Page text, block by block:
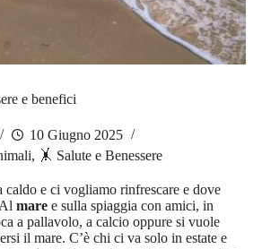
e benefici
10 Giugno 2025
, 🤸 Salute e Benessere
caldo e ci vogliamo rinfrescare e dove
mare e sulla spiaggia con amici, in
a pallavolo, a calcio oppure si vuole
il mare. C’è chi ci va solo in estate e